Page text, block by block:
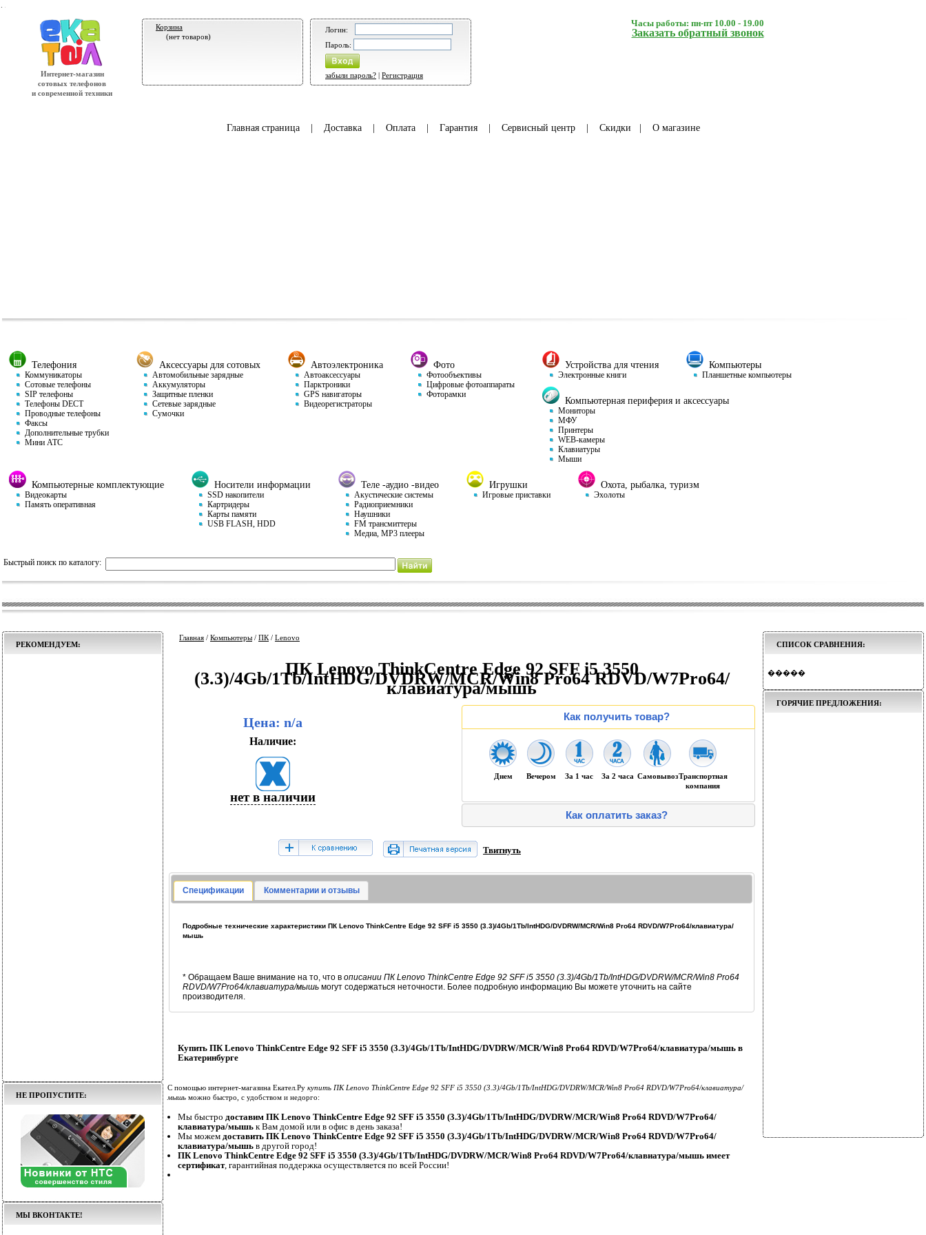
Интернет-магазин
сотовых телефонов
и современной техники
Корзина
(нет товаров)
Логин:
Пароль:
забыли пароль? | Регистрация
Часы работы: пн-пт 10.00 - 19.00
Заказать обратный звонок
Главная страница| Доставка| Оплата| Гарантия| Сервисный центр| Скидки О магазине
Телефония
Коммуникаторы
Сотовые телефоны
SIP телефоны
Телефоны DECT
Проводные телефоны
Факсы
Дополнительные трубки
Мини АТС
Аксессуары для сотовых
Автомобильные зарядные
Аккумуляторы
Защитные пленки
Сетевые зарядные
Сумочки
Автоэлектроника
Автоаксессуары
Парктроники
GPS навигаторы
Видеорегистраторы
Фото
Фотообъективы
Цифровые фотоаппараты
Фоторамки
Устройства для чтения
Электронные книги
Компьютеры
Планшетные компьютеры
Компьютерная периферия и аксессуары
Мониторы
МФУ
Принтеры
WEB-камеры
Клавиатуры
Мыши
Компьютерные комплектующие
Видеокарты
Память оперативная
Носители информации
SSD накопители
Картридеры
Карты памяти
USB FLASH, HDD
Теле -аудио -видео
Акустические системы
Радиоприемники
Наушники
FM трансмиттеры
Медиа, MP3 плееры
Игрушки
Игровые приставки
Охота, рыбалка, туризм
Эхолоты
Быстрый поиск по каталогу:
РЕКОМЕНДУЕМ:
НЕ ПРОПУСТИТЕ:
МЫ ВКОНТАКТЕ!
Главная / Компьютеры / ПК / Lenovo
ПК Lenovo ThinkCentre Edge 92 SFF i5 3550
(3.3)/4Gb/1Tb/IntHDG/DVDRW/MCR/Win8 Pro64 RDVD/W7Pro64/
клавиатура/мышь
Цена: n/a
Наличие:
нет в наличии
Как получить товар?
Днем Вечером За 1 час За 2 часа СамовывозТранспортная
компания
Как оплатить заказ?
Твитнуть
Спецификации Комментарии и отзывы
Подробные технические характеристики ПК Lenovo ThinkCentre Edge 92 SFF i5 3550 (3.3)/4Gb/1Tb/IntHDG/DVDRW/MCR/Win8 Pro64 RDVD/W7Pro64/клавиатура/
мышь
* Обращаем Ваше внимание на то, что вописании ПК Lenovo ThinkCentre Edge 92 SFF i5 3550 (3.3)/4Gb/1Tb/IntHDG/DVDRW/MCR/Win8 Pro64
RDVD/W7Pro64/клавиатура/мышь могут содержаться неточности. Более подробную информацию Вы можете уточнить на сайте
производителя.
Купить ПК Lenovo ThinkCentre Edge 92 SFF i5 3550 (3.3)/4Gb/1Tb/IntHDG/DVDRW/MCR/Win8 Pro64 RDVD/W7Pro64/клавиатура/мышь в
Екатеринбурге
С помощью интернет-магазина Екател.Ру купить ПК Lenovo ThinkCentre Edge 92 SFF i5 3550 (3.3)/4Gb/1Tb/IntHDG/DVDRW/MCR/Win8 Pro64 RDVD/W7Pro64/клавиатура/
мышь можно быстро, с удобством и недорго:
Мы быстро доставим ПК Lenovo ThinkCentre Edge 92 SFF i5 3550 (3.3)/4Gb/1Tb/IntHDG/DVDRW/MCR/Win8 Pro64 RDVD/W7Pro64/
клавиатура/мышь к Вам домой или в офис в день заказа!
Мы можем доставить ПК Lenovo ThinkCentre Edge 92 SFF i5 3550 (3.3)/4Gb/1Tb/IntHDG/DVDRW/MCR/Win8 Pro64 RDVD/W7Pro64/
клавиатура/мышь в другой город!
ПК Lenovo ThinkCentre Edge 92 SFF i5 3550 (3.3)/4Gb/1Tb/IntHDG/DVDRW/MCR/Win8 Pro64 RDVD/W7Pro64/клавиатура/мышь имеет
сертификат, гарантийная поддержка осуществляется по всей России!
СПИСОК СРАВНЕНИЯ:
�����
ГОРЯЧИЕ ПРЕДЛОЖЕНИЯ: